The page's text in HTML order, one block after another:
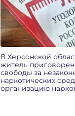
В Херсонской
житель
свободы за
наркотических
организацию